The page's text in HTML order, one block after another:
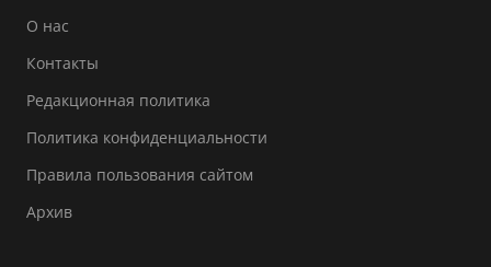
О нас
Контакты
Редакционная политика
Политика конфиденциальности
Правила пользования сайтом
Архив